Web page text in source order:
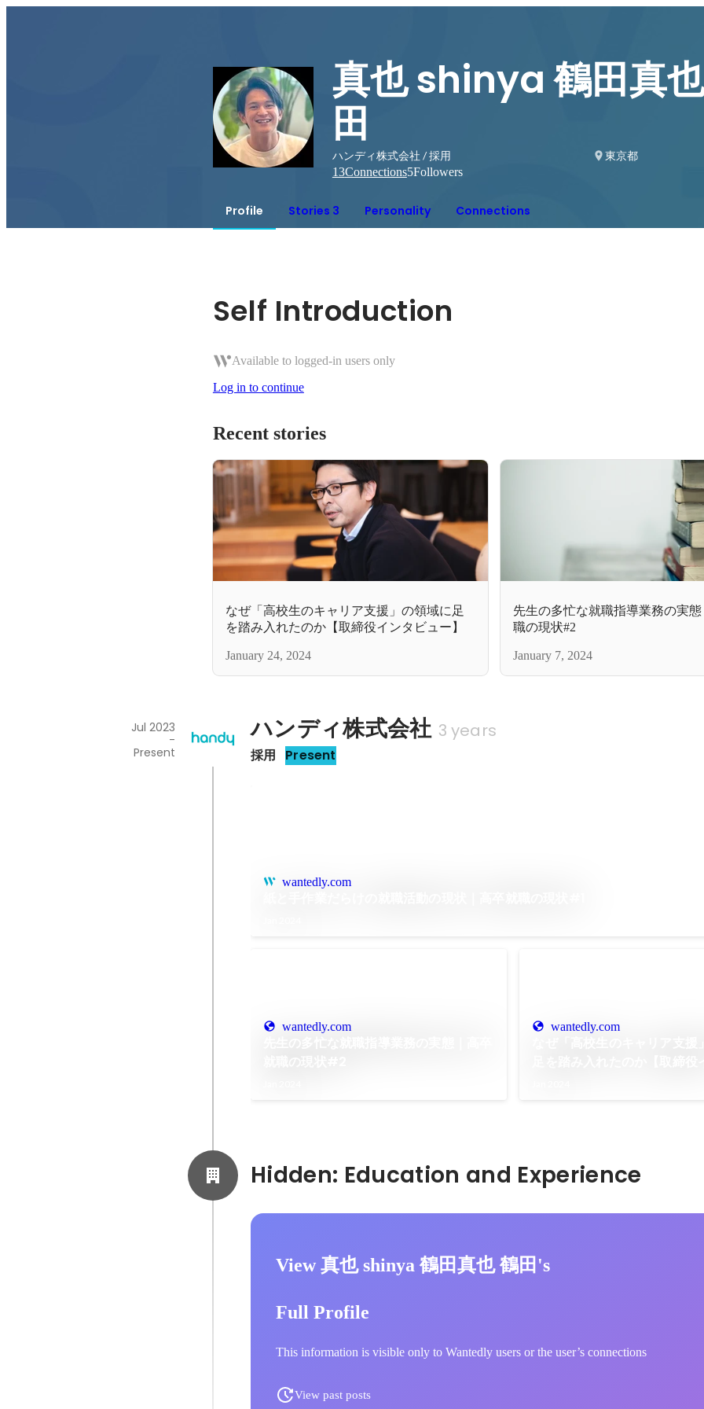
真也 shinya 鶴田真
田
ハンディ株式会社 / 採用
東京都
13Connections5Followers
Profile Stories 3 Personality Connections
Self Introduction
Available to logged-in users only
Log in to continue
Recent stories
なぜ「高校生のキャリア支援」の領域に足
を踏み入れたのか【取締役インタビュー】
January 24, 2024
先生の多忙な就職指導業務の実
職の現状#2
January 7, 2024
ハンディ株式会社 3 years
採用 Present
Jul 2023
-
Present
wantedly.com
wantedly.com wantedly.com
View 真也 shinya 鶴田真也 鶴田's
Full Profile
This information is visible only to Wantedly users or the user’s connections
View past posts